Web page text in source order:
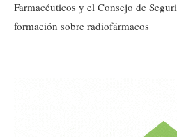
Farmacéuticos y el Consejo de
formación sobre radiofármacos